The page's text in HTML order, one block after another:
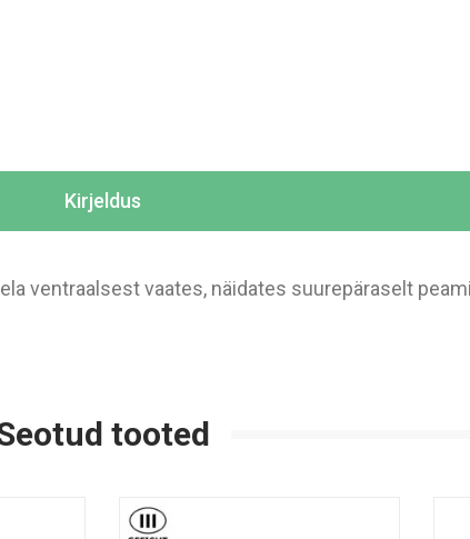
Kirjeldus
ventraalsest vaates, näidates suurepäraselt
tooted